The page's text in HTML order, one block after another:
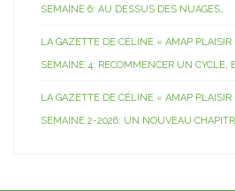
SEMAINE 6: AU DESSUS DES NUAGES…
LA GAZETTE DE CÉLINE « AMAP PLAISIR
SEMAINE 4: RECOMMENCER UN CYCLE,
LA GAZETTE DE CÉLINE « AMAP PLAISIR
SEMAINE 2-2026: UN NOUVEAU